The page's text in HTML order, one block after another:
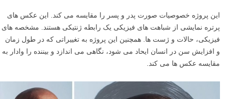
این پروژه خصوصیات صورت پدر و پسر را مقایسه می کند. این عکس های
پرتره نمایشی از شباهت های فیزیکی یک رابطه ژنتیکی هستند. مشخصه های
فیزیکی، حالات و ژست ها. همچنین این پروژه به تغییراتی که در طول زمان
و افزایش سن در انسان ایحاد می شود، نگاهی می اندازد و بیننده را وادار به
مقایسه عکس ها می کند.